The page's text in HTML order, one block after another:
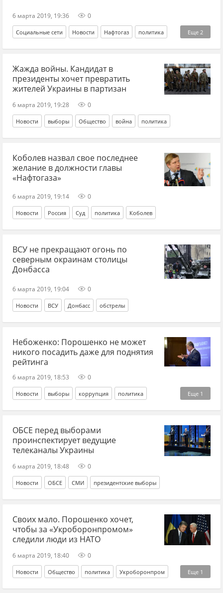
6 марта 2019, 19:36 0
Еще 2
Социальные сети Новости Нафтогаз политика
Коболев Петр Порошенко*
Жажда войны. Кандидат в
президенты хочет превратить
жителей Украины в партизан
6 марта 2019, 19:28 0
Новости выборы Общество война политика
Коболев назвал свое последнее
желание в должности главы
«Нафтогаза»
6 марта 2019, 19:14 0
Новости Россия Суд политика Коболев
ВСУ не прекращают огонь по
северным окраинам столицы
Донбасса
6 марта 2019, 19:04 0
Новости ВСУ Донбасс обстрелы
Небоженко: Порошенко не может
никого посадить даже для поднятия
рейтинга
6 марта 2019, 18:53 0
Еще 1
Новости выборы коррупция политика
Петр Порошенко*
ОБСЕ перед выборами
проинспектирует ведущие
телеканалы Украины
6 марта 2019, 18:48 0
Новости ОБСЕ СМИ президентские выборы
Своих мало. Порошенко хочет,
чтобы за «Укроборонпромом»
следили люди из НАТО
6 марта 2019, 18:40 0
Еще 1
Новости Общество политика Укроборонпром
Петр Порошенко*